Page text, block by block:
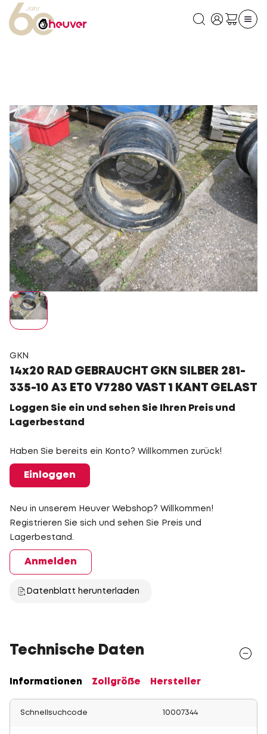
GKN
14x20 RAD GEBRAUCHT GKN SILBER 281-
335-10 A3 ET0 V7280 VAST 1 KANT GELAST
Loggen Sie ein und sehen Sie Ihren Preis und
Lagerbestand
Haben Sie bereits ein Konto? Willkommen zurück!
Einloggen
Neu in unserem Heuver Webshop? Willkommen!
Registrieren Sie sich und sehen Sie Preis und
Lagerbestand.
Anmelden
Datenblatt herunterladen
Technische Daten
Informationen Zollgröße Hersteller
Schnellsuchcode 10007344